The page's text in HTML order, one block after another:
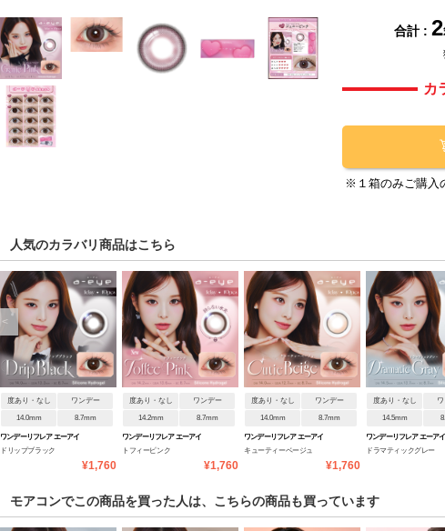
合計 : 2
カ
※１箱のみご購入
人気のカラバリ商品はこちら
度あり・なし ワンデー
14.0mm 8.7mm
ワンデーリフレア エーアイ
ドリップブラック
¥1,760
度あり・なし ワンデー
14.2mm 8.7mm
ワンデーリフレア エーアイ
トフィーピンク
¥1,760
度あり・なし ワンデー
14.0mm 8.7mm
ワンデーリフレア エーアイ
キューティーベージュ
¥1,760
度あり・なし
14.5mm
ワンデーリフレア エーアイ
ドラマティックグレー
<
モアコンでこの商品を買った人は、こちらの商品も買っています